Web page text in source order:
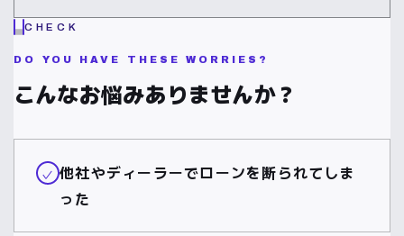
CHECK
DO YOU HAVE THESE WORRIES?
こんなお悩みありませんか？
✓ 他社やディーラーでローンを断られてしま
った